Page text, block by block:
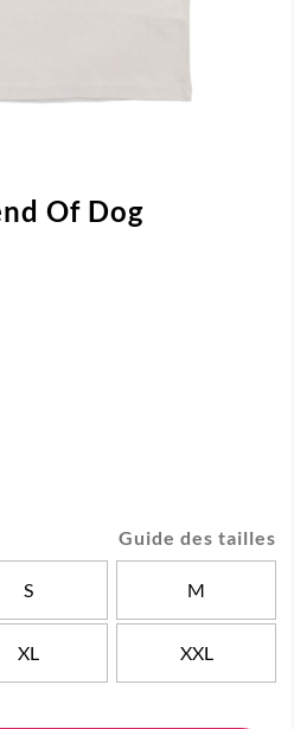
Of Dog
Guide des tailles
S M
XL XXL